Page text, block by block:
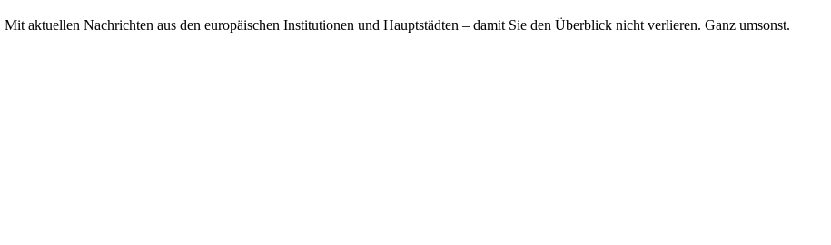
aktuellen Nachrichten aus den europäischen Institutionen und Hauptstädten – damit Sie den Überblick nicht verlieren. Ganz umsonst.